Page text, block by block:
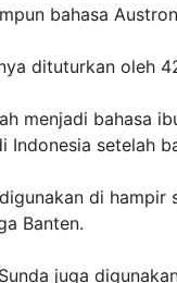
bahasa
dituturkan oleh
menjadi bahasa
Indonesia setelah
di hampir
Banten.
juga